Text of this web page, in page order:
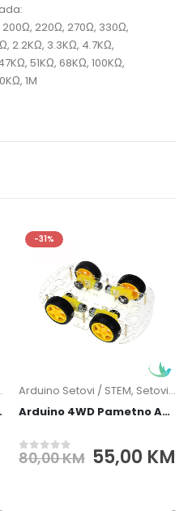
200Ω, 220Ω, 270Ω, 330Ω,
2.2KΩ, 3.3KΩ, 4.7KΩ,
51KΩ, 68KΩ, 100KΩ,
1M
Auto
Current
-31%
Arduino Setovi / STEM, Setovi / Kitovi
Arduino 4WD Pametno Auto
0out of 5
80,00KM Original
55,00 KM